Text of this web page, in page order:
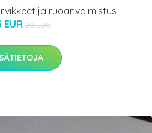
ja ruoanvalmistus
EUR 20 EUR